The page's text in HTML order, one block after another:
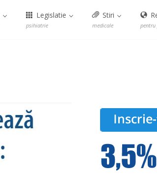
Legislatie
psihiatrie
Stiri
medicale pentru